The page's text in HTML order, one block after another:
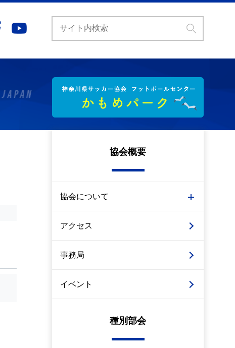
協会概要
協会について
アクセス
事務局
イベント
種別部会